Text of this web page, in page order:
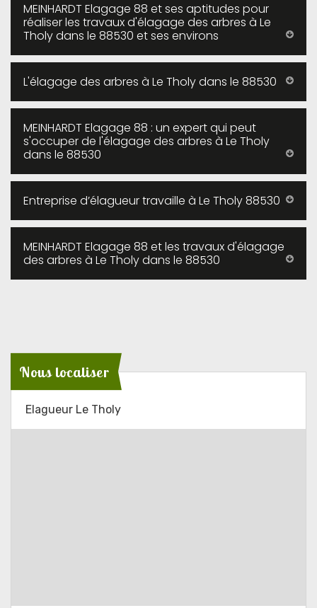
MEINHARDT Elagage 88 et ses aptitudes pour
réaliser les travaux d'élagage des arbres à Le
Tholy dans le 88530 et ses environs
L'élagage des arbres à Le Tholy dans le 88530
MEINHARDT Elagage 88 : un expert qui peut
s'occuper de l'élagage des arbres à Le Tholy
dans le 88530
Entreprise d’élagueur travaille à Le Tholy 88530
MEINHARDT Elagage 88 et les travaux d'élagage
des arbres à Le Tholy dans le 88530
Nous localiser
Elagueur Le Tholy